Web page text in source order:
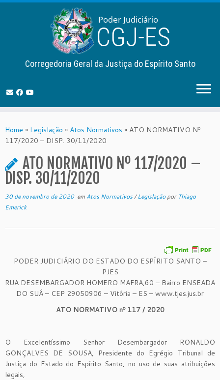
to
content
Corregedoria Geral da Justiça do Espírito Santo
Home » Legislação » Atos Normativos » ATO NORMATIVO Nº
117/2020 – DISP. 30/11/2020
ATO NORMATIVO Nº 117/2020 –
DISP. 30/11/2020
30 de novembro de 2020em Atos Normativos/Legislaçãopor Thiago
Emerick
PODER JUDICIÁRIO DO ESTADO DO ESPÍRITO SANTO –
PJES
RUA DESEMBARGADOR HOMERO MAFRA,60 – Bairro ENSEADA
DO SUÁ – CEP 29050906 – Vitória – ES – www.tjes.jus.br
ATO NORMATIVO nº 117 / 2020
O Excelentíssimo Senhor Desembargador RONALDO
GONÇALVES DE SOUSA, Presidente do Egrégio Tribunal de
Justiça do Estado do Espírito Santo, no uso de suas atribuições
legais,